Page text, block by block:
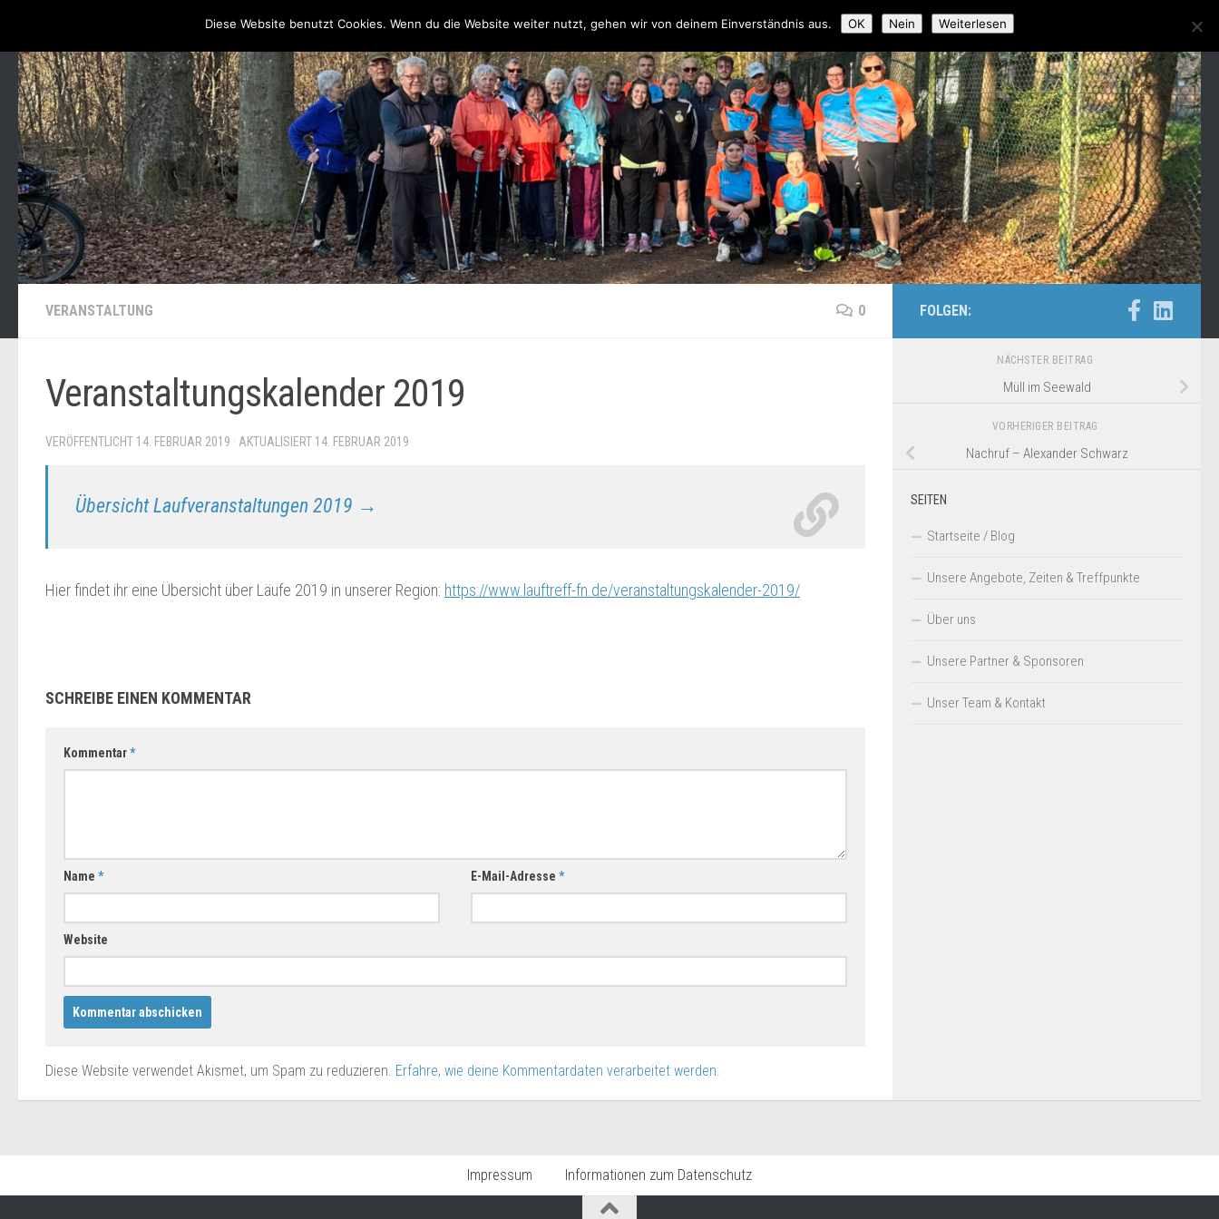
Unsere Angebote, Zeiten & Treffpunkte Über uns Unsere Partner & Sponsoren Unser Team & Kontakt
VERANSTALTUNG 0
Veranstaltungskalender 2019
VERÖFFENTLICHT 14. FEBRUAR 2019 · AKTUALISIERT 14. FEBRUAR 2019
Übersicht Laufveranstaltungen 2019 →
Hier findet ihr eine Übersicht über Läufe 2019 in unserer Region: https://www.lauftreff-fn.de/veranstaltungskalender-2019/
SCHREIBE EINEN KOMMENTAR
Kommentar*
Name * E-Mail-Adresse*
Website
Diese Website verwendet Akismet, um Spam zu reduzieren. Erfahre, wie deine Kommentardaten verarbeitet werden.
FOLGEN:
NÄCHSTER BEITRAG
Müll im Seewald
VORHERIGER BEITRAG
Nachruf – Alexander Schwarz
SEITEN
Startseite / Blog
Unsere Angebote, Zeiten & Treffpunkte
Über uns
Unsere Partner & Sponsoren
Unser Team & Kontakt
Impressum Informationen zum Datenschutz
Diese Website benutzt Cookies. Wenn du die Website weiter nutzt, gehen wir von deinem Einverständnis aus. OK Nein Weiterlesen